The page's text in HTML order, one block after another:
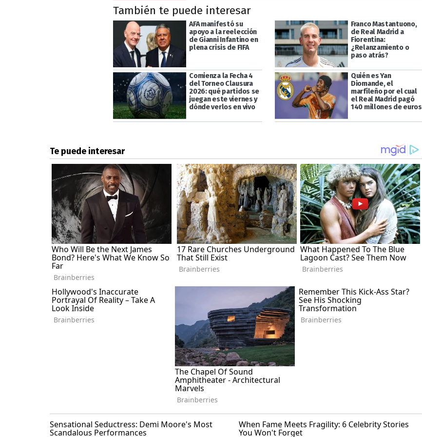
También te puede interesar
AFA manifestó su
apoyo a la reelección
de Gianni Infantino en
plena crisis de FIFA
Franco Mastantuono,
de Real Madrid a
Fiorentina:
¿Relanzamiento o
paso atrás?
Comienza la Fecha 4
del Torneo Clausura
2026: qué partidos se
juegan este viernes y
dónde verlos en vivo
Quién es Yan
Diomande, el
marfileño por el cual
el Real Madrid pagó
140 millones de euros